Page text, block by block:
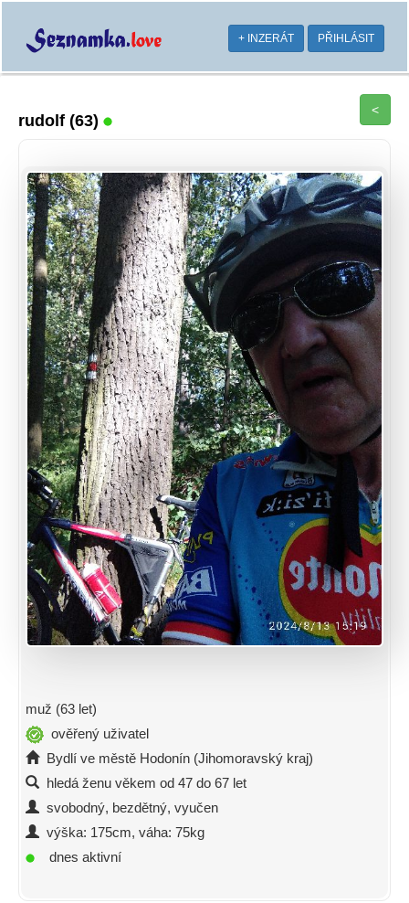
+ INZERÁT PŘIHLÁSIT
rudolf (63)
<
muž (63 let)
ověřený uživatel
Bydlí ve městě Hodonín (Jihomoravský kraj)
hledá ženu věkem od 47 do 67 let
svobodný, bezdětný, vyučen
výška: 175cm, váha: 75kg
dnes aktivní